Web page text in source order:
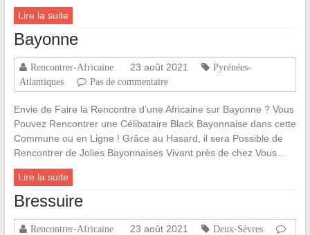
Lire la suite
Bayonne
Rencontrer-Africaine 23 août 2021
Pyrénées-
Atlantiques
Pas de commentaire
Envie de Faire la Rencontre d’une Africaine sur Bayonne ? Vous
Pouvez Rencontrer une Célibataire Black Bayonnaise dans cette
Commune ou en Ligne ! Grâce au Hasard, il sera Possible de
Rencontrer de Jolies Bayonnaises Vivant près de chez Vous…
Lire la suite
Bressuire
Rencontrer-Africaine 23 août 2021
Deux-Sèvres